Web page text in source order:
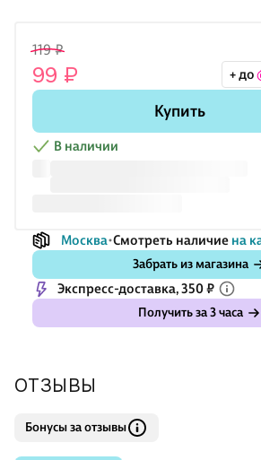
119 ₽
99 ₽ + до
Купить
В наличии
Москва Смотреть наличие на
Забрать из магазина
Экспресс-доставка, 350 ₽
Получить за 3 часа
ОТЗЫВЫ
Бонусы за отзывы